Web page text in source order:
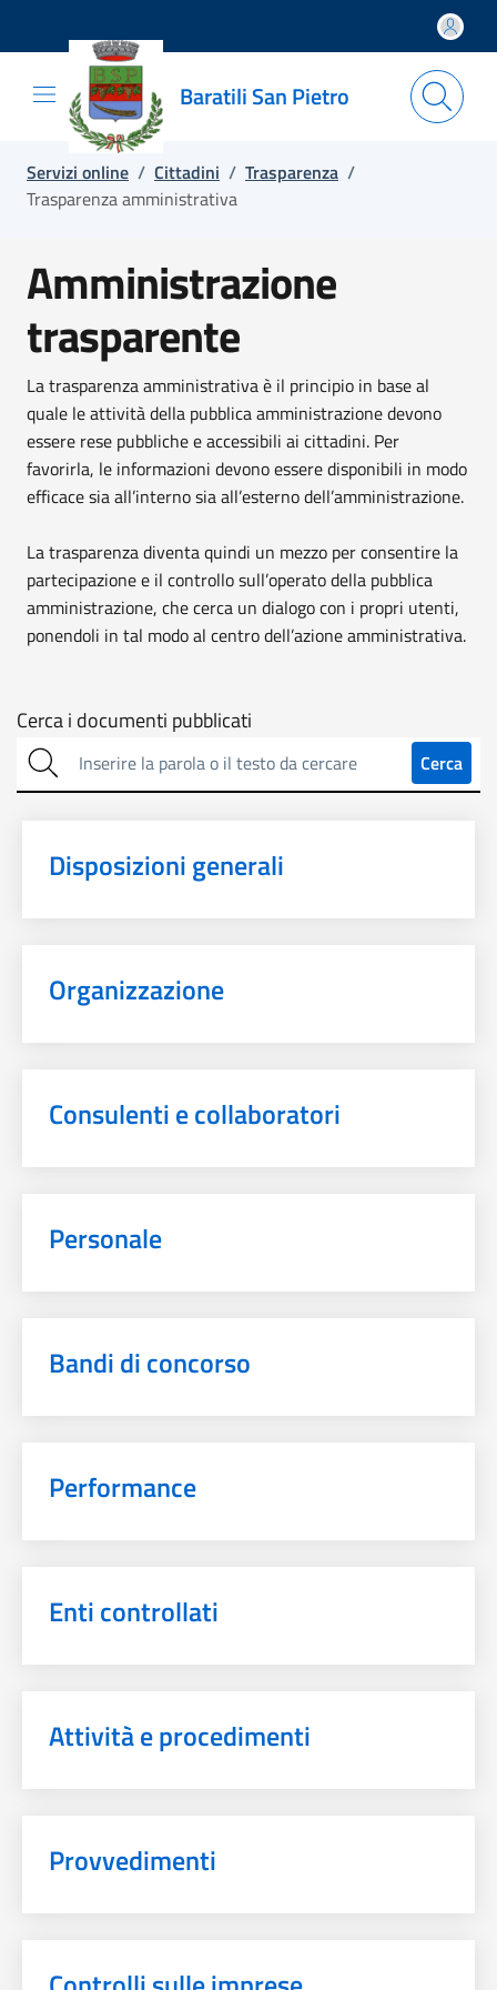
Salta e vai al contenuto
Salta e vai al footer
Baratili San Pietro
Servizi online / Cittadini / Trasparenza /
Trasparenza amministrativa
Amministrazione
trasparente
La trasparenza amministrativa è il principio in base al
quale le attività della pubblica amministrazione devono
essere rese pubbliche e accessibili ai cittadini. Per
favorirla, le informazioni devono essere disponibili in modo
efficace sia all’interno sia all’esterno dell’amministrazione.
La trasparenza diventa quindi un mezzo per consentire la
partecipazione e il controllo sull’operato della pubblica
amministrazione, che cerca un dialogo con i propri utenti,
ponendoli in tal modo al centro dell’azione amministrativa.
Cerca
sulla
Cerca i documenti pubblicati
Cerca
Disposizioni generali
Organizzazione
Consulenti e collaboratori
Personale
Bandi di concorso
Performance
Enti controllati
Attività e procedimenti
Provvedimenti